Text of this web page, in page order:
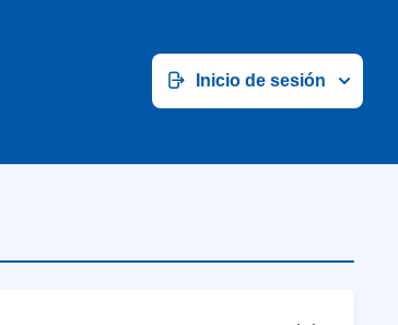
Inicio de sesión